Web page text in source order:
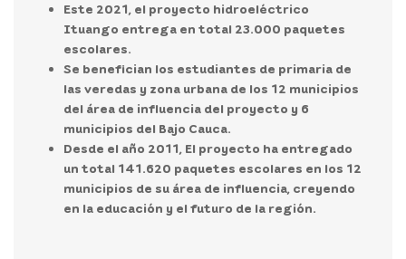
Este 2021, el proyecto hidroeléctrico
Ituango entrega en total 23.000 paquetes
escolares.
Se benefician los estudiantes de primaria de
las veredas y zona urbana de los 12 municipios
del área de influencia del proyecto y 6
municipios del Bajo Cauca.
Desde el año 2011, El proyecto ha entregado
un total 141.620 paquetes escolares en los 12
municipios de su área de influencia, creyendo
en la educación y el futuro de la región.